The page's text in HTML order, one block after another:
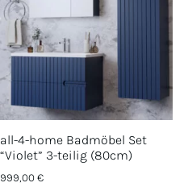
all-4-home Badmöbel Set
“Violet” 3-teilig (80cm)
999,00€